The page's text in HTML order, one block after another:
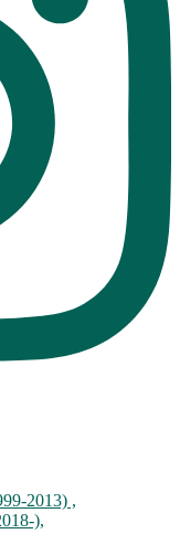
2013) ,
),